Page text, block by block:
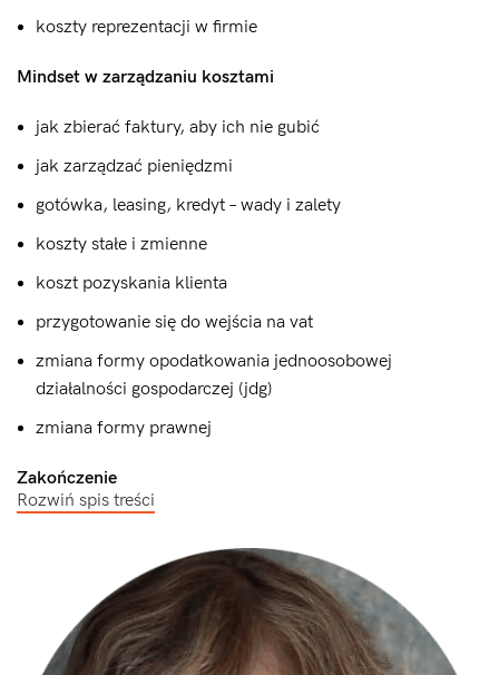
koszty reprezentacji w firmie
Mindset w zarządzaniu kosztami
jak zbierać faktury, aby ich nie gubić
jak zarządzać pieniędzmi
gotówka, leasing, kredyt – wady i zalety
koszty stałe i zmienne
koszt pozyskania klienta
przygotowanie się do wejścia na vat
zmiana formy opodatkowania jednoosobowej
działalności gospodarczej (jdg)
zmiana formy prawnej
Zakończenie
Rozwiń spis treści